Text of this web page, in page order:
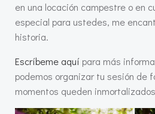
en una locación campestre o en
especial para ustedes, me
historia.
Escríbeme aquí para más
podemos organizar tu sesión de
momentos queden